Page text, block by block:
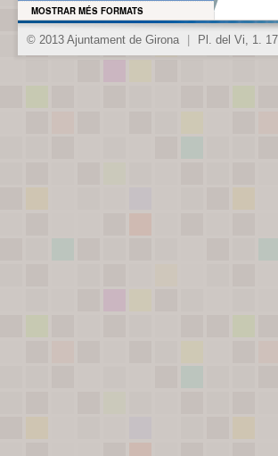
MOSTRAR MÉS FORMATS
© 2013 Ajuntament de Girona Pl. del Vi, 1.